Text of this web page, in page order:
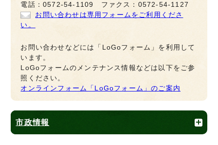
電話：0572-54-1109 ファクス：0572-54-1127
お問い合わせは専用フォームをご利用くださ
い。
お問い合わせなどには「LoGoフォーム」を利用して
います。
LoGoフォームのメンテナンス情報などは以下をご参
照ください。
オンラインフォーム「LoGoフォーム」のご案内
市政情報